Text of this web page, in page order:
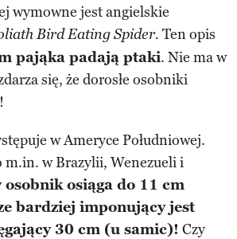
wymowne jest angielskie
Bird Eating Spider. Ten opis
pająka padają ptaki. Nie ma w
się, że dorosłe osobniki
w Ameryce Południowej.
m.in. w Brazylii, Wenezueli i
osobnik osiąga do 11 cm
bardziej imponujący jest
30 cm (u samic)! Czy